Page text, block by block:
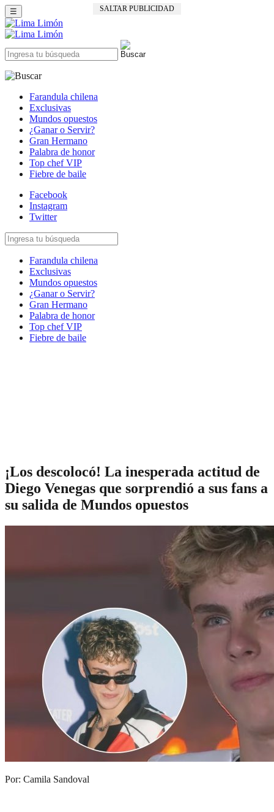
SALTAR PUBLICIDAD
☰
Farandula chilena
Exclusivas
Mundos opuestos
¿Ganar o Servir?
Gran Hermano
Palabra de honor
Top chef VIP
Fiebre de baile
Facebook
Instagram
Twitter
Farandula chilena
Exclusivas
Mundos opuestos
¿Ganar o Servir?
Gran Hermano
Palabra de honor
Top chef VIP
Fiebre de baile
¡Los descolocó! La inesperada actitud de
Diego Venegas que sorprendió a sus fans a
su salida de Mundos opuestos
Por: Camila Sandoval